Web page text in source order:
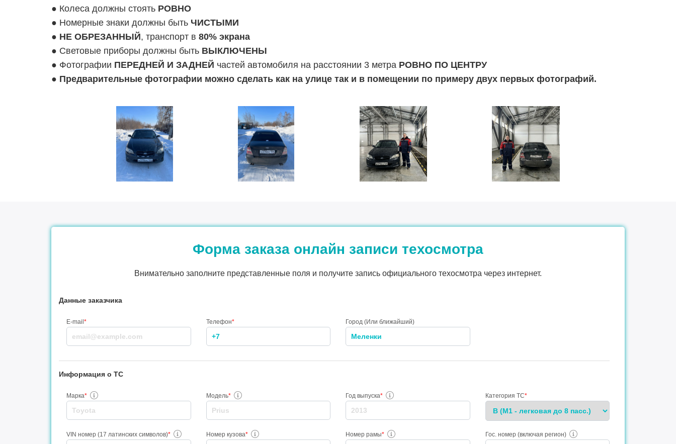
● Колеса должны стоять РОВНО
● Номерные знаки должны быть ЧИСТЫМИ
● НЕ ОБРЕЗАННЫЙ, транспорт в 80% экрана
● Световые приборы должны быть ВЫКЛЮЧЕНЫ
● Фотографии ПЕРЕДНЕЙ И ЗАДНЕЙ частей автомобиля на расстоянии 3 метра РОВНО ПО ЦЕНТРУ
● Предварительные фотографии можно сделать как на улице так и в помещении по примеру двух первых фотографий.
Форма заказа онлайн записи техосмотра
Внимательно заполните представленные поля и получите запись официального техосмотра через интернет.
Данные заказчика
E-mail * Телефон* Город (Или ближайший)
Информация о ТС
Марка* Модель* Год выпуска* Категория ТС*
VIN номер (17 латинских символов)* Номер кузова* Номер рамы* Гос. номер (включая регион)